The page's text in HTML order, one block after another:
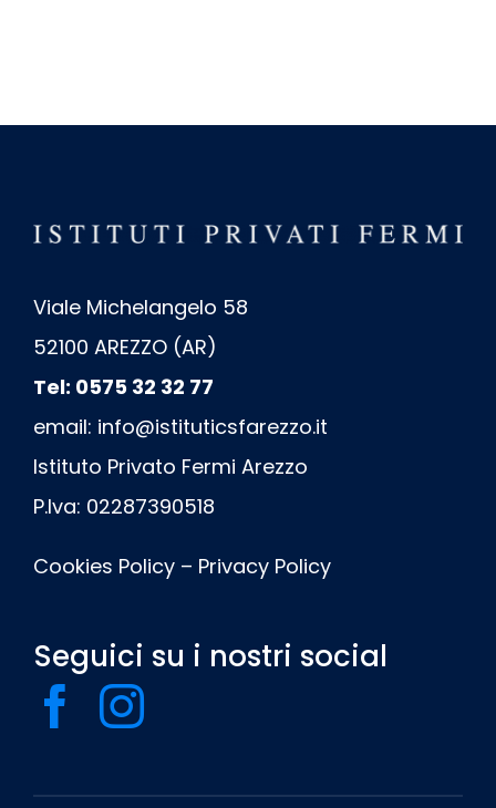
Viale Michelangelo 58
52100 AREZZO (AR)
Tel: 0575 32 32 77
email: info@istituticsfarezzo.it
Istituto Privato Fermi Arezzo
P.Iva: 02287390518
Cookies Policy– Privacy Policy
Seguici su i nostri social